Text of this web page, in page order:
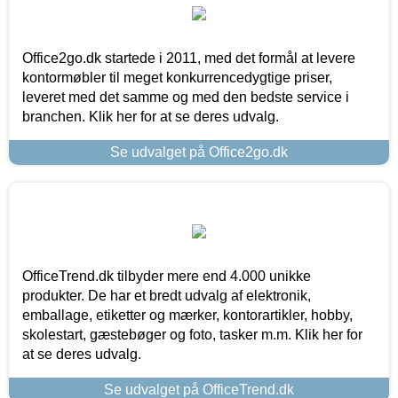
Office2go.dk startede i 2011, med det formål at levere
kontormøbler til meget konkurrencedygtige priser,
leveret med det samme og med den bedste service i
branchen. Klik her for at se deres udvalg.
Se udvalget på Office2go.dk
OfficeTrend.dk tilbyder mere end 4.000 unikke
produkter. De har et bredt udvalg af elektronik,
emballage, etiketter og mærker, kontorartikler, hobby,
skolestart, gæstebøger og foto, tasker m.m. Klik her for
at se deres udvalg.
Se udvalget på OfficeTrend.dk